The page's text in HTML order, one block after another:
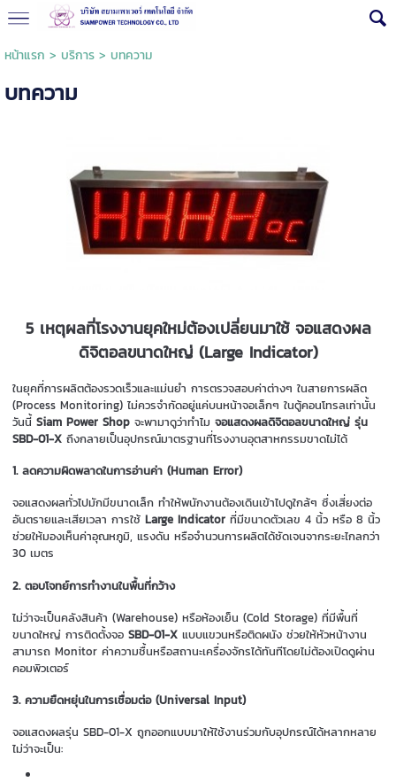
หน้าแรก > บริการ> บทความ
บทความ
5 เหตุผลที่โรงงานยุคใหม่ต้องเปลี่ยนมาใช้ จอแสดงผล
ดิจิตอลขนาดใหญ่ (Large Indicator)
ในยุคที่การผลิตต้องรวดเร็วและแม่นยำ การตรวจสอบค่าต่างๆ ในสายการผลิต
(Process Monitoring) ไม่ควรจำกัดอยู่แค่บนหน้าจอเล็กๆ ในตู้คอนโทรลเท่านั้น
วันนี้Siam Power Shop จะพามาดูว่าทำไมจอแสดงผลดิจิตอลขนาดใหญ่ รุ่น
SBD-01-X ถึงกลายเป็นอุปกรณ์มาตรฐานที่โรงงานอุตสาหกรรมขาดไม่ได้
1. ลดความผิดพลาดในการอ่านค่า (Human Error)
จอแสดงผลทั่วไปมักมีขนาดเล็ก ทำให้พนักงานต้องเดินเข้าไปดูใกล้ๆ ซึ่งเสี่ยงต่อ
อันตรายและเสียเวลา การใช้Large Indicator ที่มีขนาดตัวเลข 4 นิ้ว หรือ 8 นิ้ว
ช่วยให้มองเห็นค่าอุณหภูมิ, แรงดัน หรือจำนวนการผลิตได้ชัดเจนจากระยะไกลกว่า
30 เมตร
2. ตอบโจทย์การทำงานในพื้นที่กว้าง
ไม่ว่าจะเป็นคลังสินค้า (Warehouse) หรือห้องเย็น (Cold Storage) ที่มีพื้นที่
ขนาดใหญ่ การติดตั้งจอSBD-01-X แบบแขวนหรือติดผนัง ช่วยให้หัวหน้างาน
สามารถ Monitor ค่าความชื้นหรือสถานะเครื่องจักรได้ทันทีโดยไม่ต้องเปิดดูผ่าน
คอมพิวเตอร์
3. ความยืดหยุ่นในการเชื่อมต่อ (Universal Input)
จอแสดงผลรุ่น SBD-01-X ถูกออกแบบมาให้ใช้งานร่วมกับอุปกรณ์ได้หลากหลาย
ไม่ว่าจะเป็น: